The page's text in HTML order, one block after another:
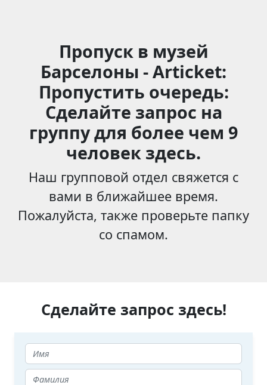
Пропуск в музей
Барселоны - Articket:
Пропустить очередь:
Сделайте запрос на
группу для более чем 9
человек здесь.
Наш групповой отдел свяжется с
вами в ближайшее время.
Пожалуйста, также проверьте папку
со спамом.
Сделайте запрос здесь!